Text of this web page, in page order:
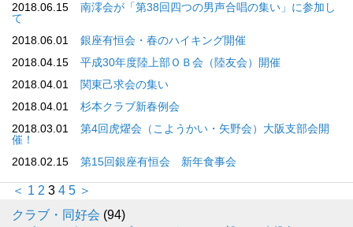
2018.06.15
南澪会が「第38回四つの男声合唱の集い」に参加し
て
2018.06.01
銀座有恒会・春のハイキング開催
2018.04.15
平成30年度陸上部ＯＢ会（陸友会）開催
2018.04.01
関東己求会の集い
2018.04.01
杉本クラブ新春例会
2018.03.01
第4回虎燿会（こようかい・矢野会）大阪支部会開
催！
2018.02.15
第15回銀座有恒会 新年食事会
＜ 1 2 3 4 5 ＞
クラブ・同好会 (94)